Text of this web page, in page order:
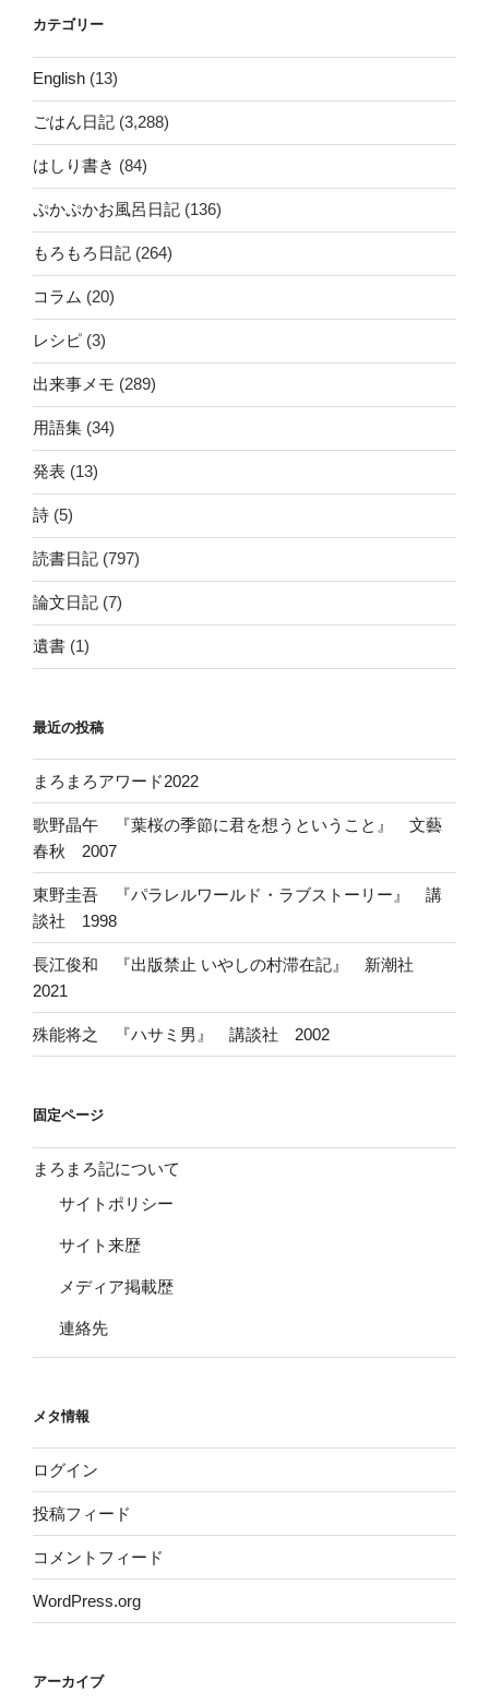
カテゴリー
English (13)
ごはん日記 (3,288)
はしり書き (84)
ぷかぷかお風呂日記 (136)
もろもろ日記 (264)
コラム (20)
レシピ (3)
出来事メモ (289)
用語集 (34)
発表 (13)
詩 (5)
読書日記 (797)
論文日記 (7)
遺書 (1)
最近の投稿
まろまろアワード2022
歌野晶午 『葉桜の季節に君を想うということ』 文藝
春秋 2007
東野圭吾 『パラレルワールド・ラブストーリー』 講
談社 1998
長江俊和 『出版禁止 いやしの村滞在記』 新潮社
2021
殊能将之 『ハサミ男』 講談社 2002
固定ページ
まろまろ記について
サイトポリシー
サイト来歴
メディア掲載歴
連絡先
メタ情報
ログイン
投稿フィード
コメントフィード
WordPress.org
アーカイブ